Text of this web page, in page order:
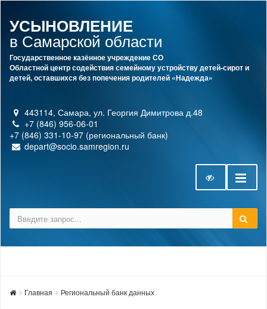
УСЫНОВЛЕНИЕ
в Самарской области
Государственное казённое учреждение СО
Областной центр содействия семейному устройству детей-сирот и
детей, оставшихся без попечения родителей «Надежда»
443114, Самара, ул. Георгия Димитрова д.48
+7 (846) 956-06-01
+7 (846) 331-10-97 (региональный банк)
depart@socio.samregion.ru
Главная Региональный банк данных